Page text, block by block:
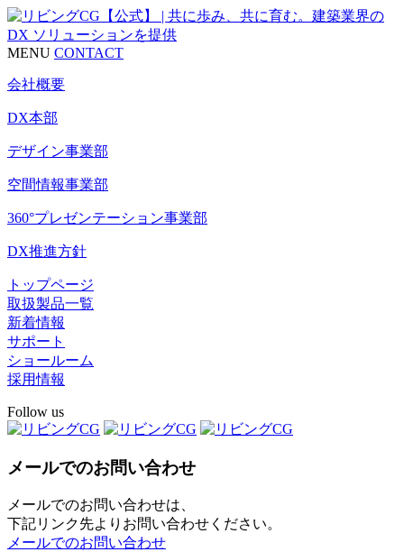
MENU CONTACT
会社概要
DX本部
デザイン事業部
空間情報事業部
360°プレゼンテーション事業部
DX推進方針
トップページ
取扱製品一覧
新着情報
サポート
ショールーム
採用情報
Follow us
メールでのお問い合わせ
メールでのお問い合わせは、
下記リンク先よりお問い合わせください。
メールでのお問い合わせ